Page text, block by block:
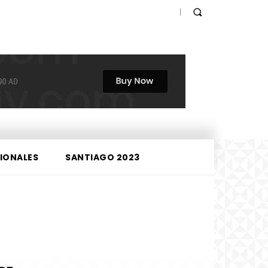
SANTIAGO 2023